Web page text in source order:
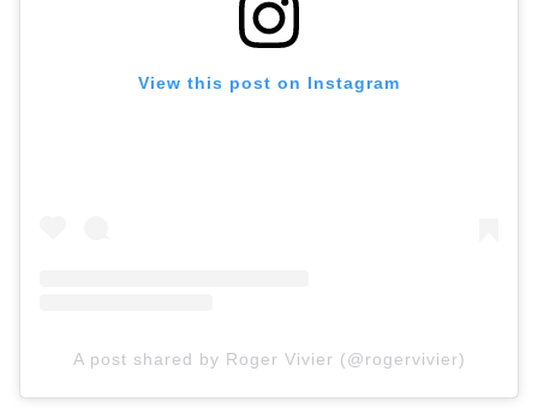
View this post on Instagram
A post shared by Roger Vivier (@rogervivier)